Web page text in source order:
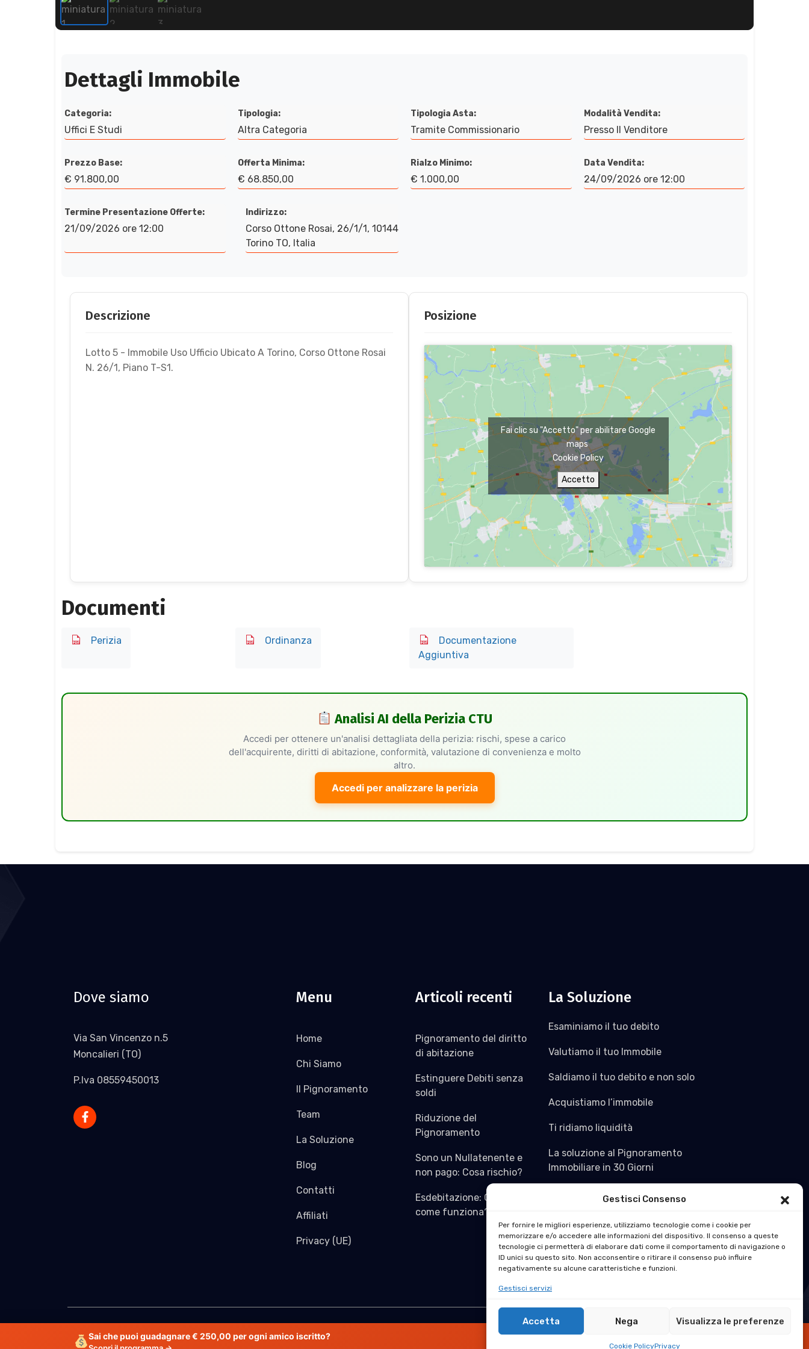
Gestisci Consenso
Per fornire le migliori esperienze, utilizziamo tecnologie come i cookie per
memorizzare e/o accedere alle informazioni del dispositivo. Il consenso a queste
tecnologie ci permetterà di elaborare dati come il comportamento di navigazione o
ID unici su questo sito. Non acconsentire o ritirare il consenso può influire
negativamente su alcune caratteristiche e funzioni.
Gestisci servizi
Accetta Nega Visualizza le preferenze
Cookie PolicyPrivacy
Dettagli Immobile
Categoria:
Uffici E Studi
Tipologia:
Altra Categoria
Tipologia Asta:
Tramite Commissionario
Modalità Vendita:
Presso Il Venditore
Prezzo Base:
€ 91.800,00
Offerta Minima:
€ 68.850,00
Rialzo Minimo:
€ 1.000,00
Data Vendita:
24/09/2026 ore 12:00
Termine Presentazione Offerte:
21/09/2026 ore 12:00
Indirizzo:
Corso Ottone Rosai, 26/1/1, 10144
Torino TO, Italia
Descrizione
Lotto 5 - Immobile Uso Ufficio Ubicato A Torino, Corso Ottone Rosai
N. 26/1, Piano T-S1.
Posizione
Fai clic su "Accetto" per abilitare Google
maps
Cookie Policy
Accetto
Documenti
Perizia Ordinanza
Documentazione
Aggiuntiva
Analisi AI della Perizia CTU
Accedi per ottenere un'analisi dettagliata della perizia: rischi, spese a carico
dell'acquirente, diritti di abitazione, conformità, valutazione di convenienza e molto
altro.
Accedi per analizzare la perizia
Dove siamo
Via San Vincenzo n.5
Moncalieri (TO)
P.Iva 08559450013
Menu
Home
Chi Siamo
Il Pignoramento
Team
La Soluzione
Blog
Contatti
Affiliati
Privacy (UE)
Articoli recenti
Pignoramento del diritto
di abitazione
Estinguere Debiti senza
soldi
Riduzione del
Pignoramento
Sono un Nullatenente e
non pago: Cosa rischio?
Esdebitazione: Cos’è e
come funziona?
La Soluzione
Esaminiamo il tuo debito
Valutiamo il tuo Immobile
Saldiamo il tuo debito e non solo
Acquistiamo l’immobile
Ti ridiamo liquidità
La soluzione al Pignoramento
Immobiliare in 30 Giorni
Copyright © 2024 stralciocredito.it all rights reserved. Design By Dream IT
Sai che puoi guadagnare € 250,00 per ogni amico iscritto?